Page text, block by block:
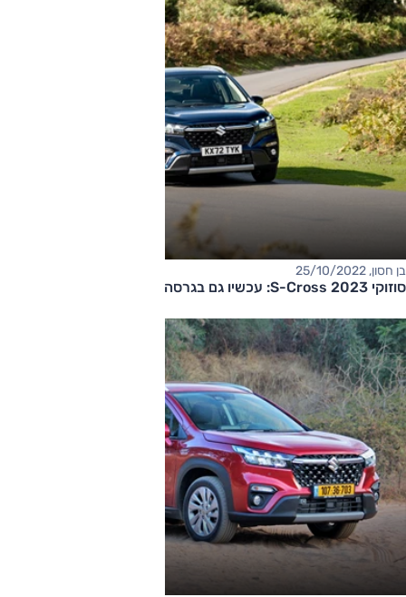
בן חסון, 25/10/2022
סוזוקי S-Cross 2023: עכשיו גם בגרסה היברידית מלאה